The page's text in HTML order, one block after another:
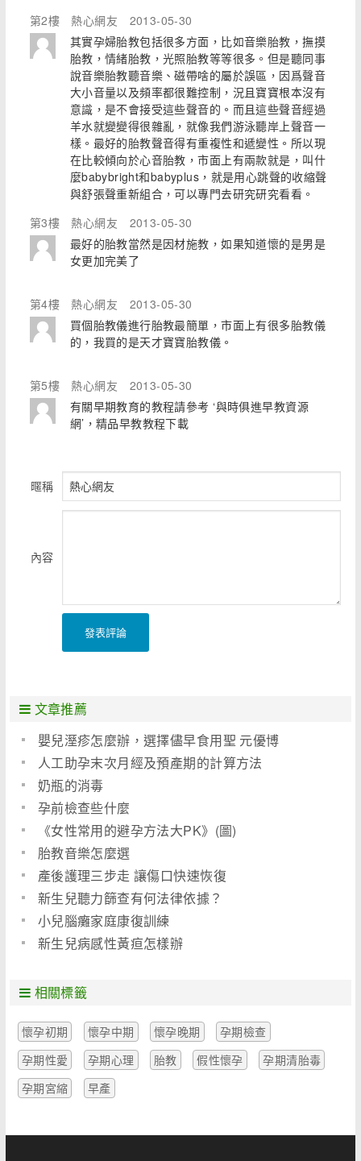
第2樓
熱心網友
2013-05-30
其實孕婦胎教包括很多方面，比如音樂胎教，撫摸
胎教，情緒胎教，光照胎教等等很多。但是聽同事
說音樂胎教聽音樂、磁帶啥的屬於誤區，因爲聲音
大小音量以及頻率都很難控制，況且寶寶根本沒有
意識，是不會接受這些聲音的。而且這些聲音經過
羊水就變變得很雜亂，就像我們游泳聽岸上聲音一
樣。最好的胎教聲音得有重複性和遞變性。所以現
在比較傾向於心音胎教，市面上有兩款就是，叫什
麼babybright和babyplus，就是用心跳聲的收縮聲
與舒張聲重新組合，可以專門去研究研究看看。
第3樓
熱心網友
2013-05-30
最好的胎教當然是因材施教，如果知道懷的是男是
女更加完美了
第4樓 熱心網友
2013-05-30
買個胎教儀進行胎教最簡單，市面上有很多胎教儀
的，我買的是天才寶寶胎教儀。
第5樓 熱心網友
2013-05-30
有關早期教育的教程請參考 ‘與時俱進早教資源
網’，精品早教教程下載
暱稱
內容
發表評論
文章推薦
嬰兒溼疹怎麼辦，選擇儘早食用聖 元優博
人工助孕末次月經及預產期的計算方法
奶瓶的消毒
孕前檢查些什麼
《女性常用的避孕方法大PK》(圖)
胎教音樂怎麼選
產後護理三步走 讓傷口快速恢復
新生兒聽力篩查有何法律依據？
小兒腦癱家庭康復訓練
新生兒病感性黃疸怎樣辦
相關標籤
懷孕初期 懷孕中期 懷孕晚期
孕期檢查
孕期性愛
孕期心理 胎教 假性懷孕
孕期清胎毒
孕期宮縮
早產